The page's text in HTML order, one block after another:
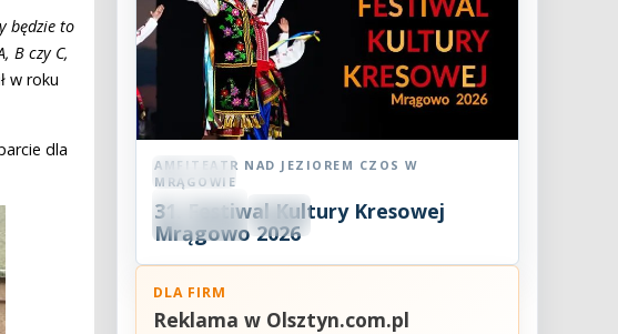
będzie to
B czy C,
w roku
dla
08 SIE 18:30
AMFITEATR NAD JEZIOREM CZOS W
MRĄGOWIE
31. Festiwal Kultury Kresowej
Mrągowo 2026
DLA FIRM
Reklama w Olsztyn.com.pl